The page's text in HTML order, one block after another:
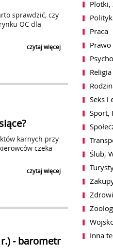
sprawdzić, czy
OC dla
czytaj więcej
karnych przy
czeka
czytaj więcej
- barometr
Plotki,
Praca
Prawo
Religia
Seks i
Sport,
Ślub,
Inna
natychmiast po akceptacji
raz dziennie (wiadomość
moich danych osobowych przez
Legionów 26/28, w celu przesyłania mi na
dodawanych przez użytkowników
danych osobowych znajdą
danych w ww. celu może być
się w nadesłanym newsletterze.
ZAPISZ SIĘ DO